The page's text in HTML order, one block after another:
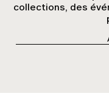
collections, des